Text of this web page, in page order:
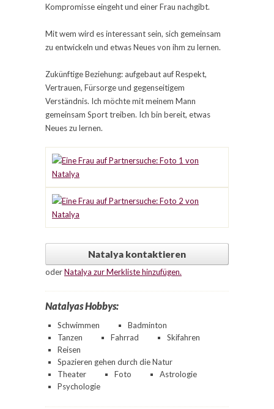
Kompromisse eingeht und einer Frau nachgibt.
Mit wem wird es interessant sein, sich gemeinsam
zu entwickeln und etwas Neues von ihm zu lernen.
Zukünftige Beziehung: aufgebaut auf Respekt,
Vertrauen, Fürsorge und gegenseitigem
Verständnis. Ich möchte mit meinem Mann
gemeinsam Sport treiben. Ich bin bereit, etwas
Neues zu lernen.
Natalya kontaktieren
oderNatalya zur Merkliste hinzufügen.
Natalyas Hobbys:
Schwimmen
Badminton
Tanzen
Fahrrad
Skifahren
Reisen
Spazieren gehen durch die Natur
Theater
Foto
Astrologie
Psychologie